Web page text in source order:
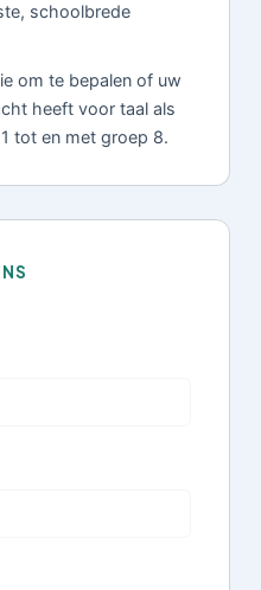
schoolbrede
om te bepalen of uw
heeft voor taal als
tot en met groep 8.